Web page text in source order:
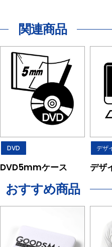
関連商品
DVD
DVD5mmケース
デザ
デザ
おすすめ商品